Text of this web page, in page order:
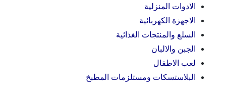
الادوات المنزلية
الاجهزة الكهربائية
السلع والمنتجات الغذائية
الجبن والالبان
لعب الاطفال
البلاستسكات ومستلزمات المطبخ